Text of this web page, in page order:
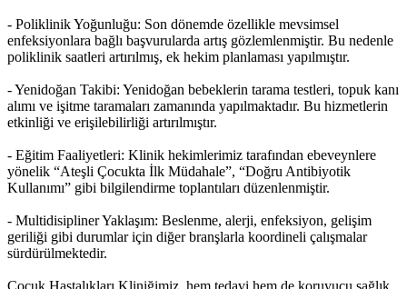
- Poliklinik Yoğunluğu: Son dönemde özellikle mevsimsel
enfeksiyonlara bağlı başvurularda artış gözlemlenmiştir. Bu nedenle
poliklinik saatleri artırılmış, ek hekim planlaması yapılmıştır.
- Yenidoğan Takibi: Yenidoğan bebeklerin tarama testleri, topuk kanı
alımı ve işitme taramaları zamanında yapılmaktadır. Bu hizmetlerin
etkinliği ve erişilebilirliği artırılmıştır.
- Eğitim Faaliyetleri: Klinik hekimlerimiz tarafından ebeveynlere
yönelik “Ateşli Çocukta İlk Müdahale”, “Doğru Antibiyotik
Kullanımı” gibi bilgilendirme toplantıları düzenlenmiştir.
- Multidisipliner Yaklaşım: Beslenme, alerji, enfeksiyon, gelişim
geriliği gibi durumlar için diğer branşlarla koordineli çalışmalar
sürdürülmektedir.
Çocuk Hastalıkları Kliniğimiz, hem tedavi hem de koruyucu sağlık